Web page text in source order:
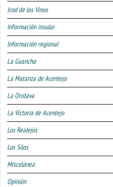
Icod de los Vinos
Información insular
Información regional
La Guancha
La Matanza de Acentejo
La Orotava
La Victoria de Acentejo
Los Realejos
Los Silos
Miscelánea
Opinión